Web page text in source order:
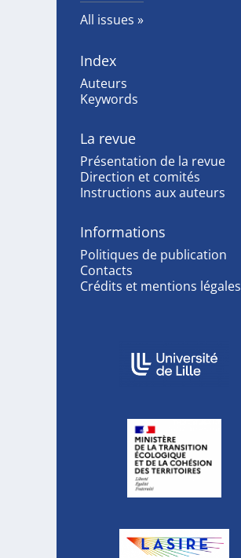
All issues
Index
Auteurs
Keywords
La revue
Présentation de la revue
Direction et comités
Instructions aux auteurs
Informations
Politiques de publication
Contacts
Crédits et mentions légales
In collaboration with